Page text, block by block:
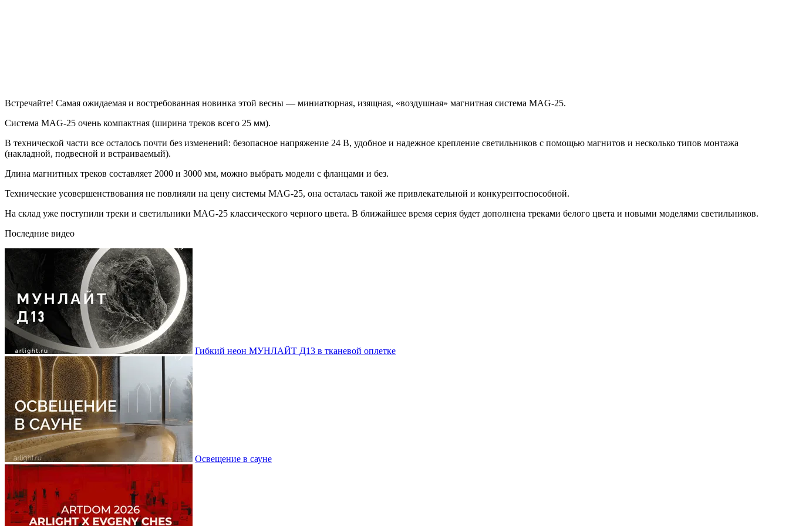
Встречайте! Самая ожидаемая и востребованная новинка этой весны — миниатюрная, изящная, «воздушная» магнитная система MAG-25.
Система MAG-25 очень компактная (ширина треков всего 25 мм).
В технической части все осталось почти без изменений: безопасное напряжение 24 В, удобное и надежное крепление светильников с помощью магнитов и несколько типов монтажа
(накладной, подвесной и встраиваемый).
Длина магнитных треков составляет 2000 и 3000 мм, можно выбрать модели с фланцами и без.
Технические усовершенствования не повлияли на цену системы MAG-25, она осталась такой же привлекательной и конкурентоспособной.
На склад уже поступили треки и светильники MAG-25 классического черного цвета. В ближайшее время серия будет дополнена треками белого цвета и новыми моделями светильников.
Последние видео
Гибкий неон МУНЛАЙТ Д13 в тканевой оплетке
Освещение в сауне